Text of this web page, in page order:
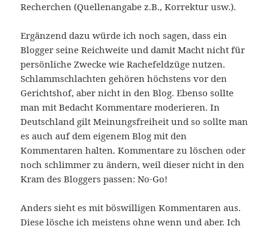
Recherchen (Quellenangabe z.B., Korrektur usw.).
Ergänzend dazu würde ich noch sagen, dass ein
Blogger seine Reichweite und damit Macht nicht für
persönliche Zwecke wie Rachefeldzüge nutzen.
Schlammschlachten gehören höchstens vor den
Gerichtshof, aber nicht in den Blog. Ebenso sollte
man mit Bedacht Kommentare moderieren. In
Deutschland gilt Meinungsfreiheit und so sollte man
es auch auf dem eigenem Blog mit den
Kommentaren halten. Kommentare zu löschen oder
noch schlimmer zu ändern, weil dieser nicht in den
Kram des Bloggers passen: No-Go!
Anders sieht es mit böswilligen Kommentaren aus.
Diese lösche ich meistens ohne wenn und aber. Ich